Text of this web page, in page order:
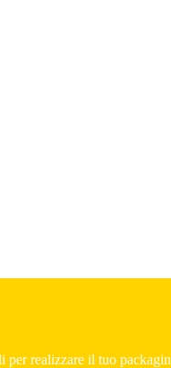
per realizzare il tuo